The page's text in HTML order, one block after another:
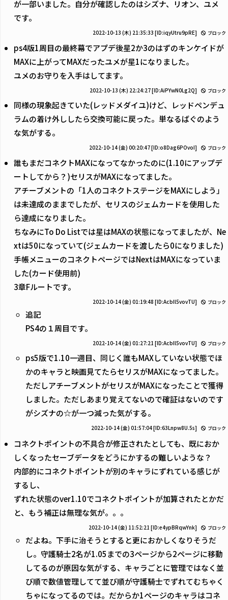
が一部いました。自分が確認したのはシズナ、リオン、ユメ
です。
2022-10-13 (木) 21:35:33 [ID:iqyUtru9pRE] ブロック
ps4版1周目の最終幕でアプデ後星2か3のはずのキンケイドが
MAXに上がってMAXだったユメが星1になりました。
ユメのお守りを入手はしてます。
2022-10-13 (木) 22:24:27[ID:AiPYwN0Lg2Q] ブロック
同様の現象起きていた(レッドメダイユ)けど、レッドペンデュ
ラムの着け外ししたら交換可能に戻った。単なるばぐのよう
な気がする。
2022-10-14 (金) 00:20:47[ID:o8Dag6POvoI] ブロック
誰もまだコネクトMAXになってなかったのに(1.10にアップデ
ートしてから？)セリスがMAXになってました。
アチーブメントの「1人のコネクトステージをMAXにしよう」
は未達成のままでしたが、セリスのジェムカードを使用した
ら達成になりました。
ちなみにTo Do Listでは星はMAXの状態になってましたが、Ne
xtは50になっていて(ジェムカードを渡したら0になりました)
手帳メニューのコネクトページではNextはMAXになっていま
した(カード使用前)
3章Fルートです。
2022-10-14 (金) 01:19:48 [ID:AcbIl5vovTU] ブロック
追記
PS4の１周目です。
2022-10-14 (金) 01:27:21 [ID:AcbIl5vovTU] ブロック
ps5版で1.10一週目、同じく誰もMAXしていない状態でほ
かのキャラと映画見てたらセリスがMAXになってました。
ただしアチーブメントがセリスがMAXになったことで獲得
しました。ただしあまり覚えてないので確証はないのです
がシズナの☆が一つ減った気がする。
2022-10-14 (金) 01:57:04[ID:63Lnpw8U.5s] ブロック
コネクトポイントの不具合が修正されたとしても、既におか
しくなったセーブデータをどうにかするの難しいような？
内部的にコネクトポイントが別のキャラにずれている感じが
するし、
ずれた状態のver1.10でコネクトポイントが加算されたとかだ
と、もう補正は無理な気が。。。
2022-10-14 (金) 11:52:21 [ID:e4ypBRqwYnk] ブロック
だよね。下手に治そうとすると更におかしくなりそうだ
し。守護騎士2名が1.05までの3ページから2ページに移動
してるのが原因な気がする、キャラごとに管理ではなく並
び順で数値管理してて並び順が守護騎士でずれてむちゃく
ちゃになってるのでは。だからか1ページのキャラはコネ